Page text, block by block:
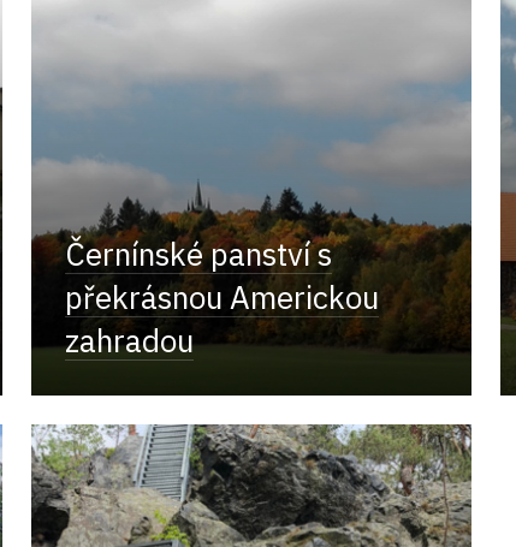
Černínské panství s
překrásnou Americkou
zahradou